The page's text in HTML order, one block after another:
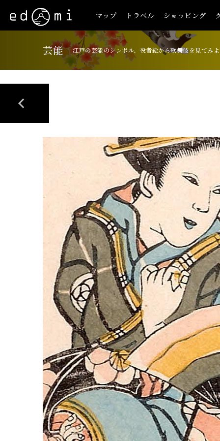
マップ トラベル ショッピング
芸能 江戸の芸能のシンボル、役者絵から歌舞伎を見てみ